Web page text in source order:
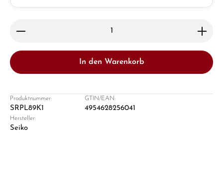
Produkt Anzahl: Gib den gewünschten Wert ein
In den Warenkorb
Produktnummer:
SRPL89K1
GTIN/EAN:
4954628256041
Hersteller:
Seiko